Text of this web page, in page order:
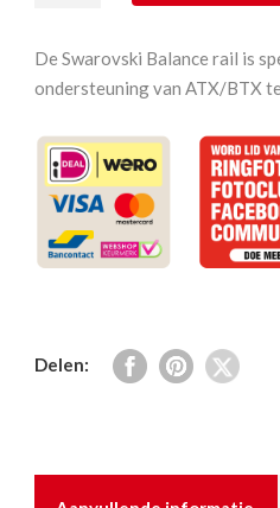
Rail
aantal
De Swarovski Balance rail is
ondersteuning van ATX/BTX
Delen: